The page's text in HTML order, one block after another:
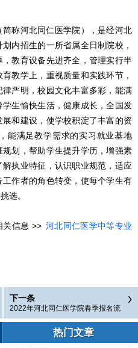
称河北同仁医学院），是经河北
内招生的一所省属全日制院校，
教育设备先进齐全，管理实行半
教学上，重视质量和实践环节，
严明，校园文化丰富多彩，能满
生愉快生活，健康成长，全国发
和建设，使学校积淀了丰富的资
能满足教学需求的实习就业基地
划，帮助学生提升学历，增强素
执业特征，认识职业规范，适应
作者的角色转变，使每个学生有
选。
关信息 >> 河北同仁医学中等专业
下一条
2022年河北同仁医学院春季报名流
热门文章